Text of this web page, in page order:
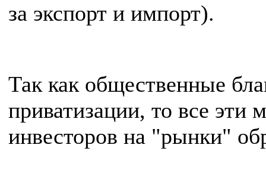
за экспорт и импорт).
Так как общественные
приватизации, то все эти
инвесторов на "рынки"